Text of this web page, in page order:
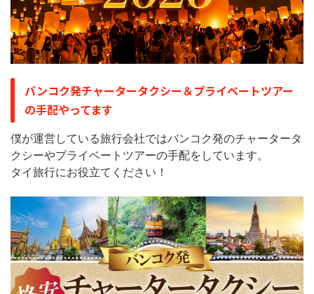
バンコク発チャータータクシー＆プライベートツアー
の手配やってます
僕が運営している旅行会社ではバンコク発のチャータータ
クシーやプライベートツアーの手配をしています。
タイ旅行にお役立てください！